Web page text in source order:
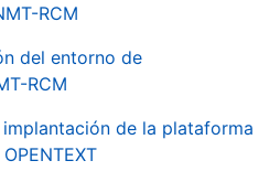
RCM
del entorno de
RCM
de la plataforma